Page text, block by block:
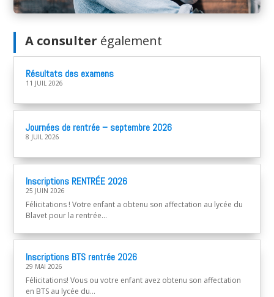
A consulter également
Résultats des examens
11 JUIL 2026
Journées de rentrée – septembre 2026
8 JUIL 2026
Inscriptions RENTRÉE 2026
25 JUIN 2026
Félicitations ! Votre enfant a obtenu son affectation au lycée du
Blavet pour la rentrée...
Inscriptions BTS rentrée 2026
29 MAI 2026
Félicitations! Vous ou votre enfant avez obtenu son affectation
en BTS au lycée du...